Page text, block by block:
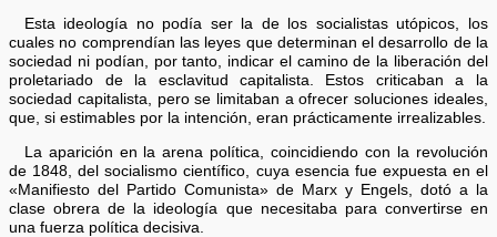
Esta ideología no podía ser la de los socialistas utópicos, los
cuales no comprendían las leyes que determinan el desarrollo de la
sociedad ni podían, por tanto, indicar el camino de la liberación del
proletariado de la esclavitud capitalista. Estos criticaban a la
sociedad capitalista, pero se limitaban a ofrecer soluciones ideales,
que, si estimables por la intención, eran prácticamente irrealizables.
La aparición en la arena política, coincidiendo con la revolución
de 1848, del socialismo científico, cuya esencia fue expuesta en el
«Manifiesto del Partido Comunista» de Marx y Engels, dotó a la
clase obrera de la ideología que necesitaba para convertirse en
una fuerza política decisiva.